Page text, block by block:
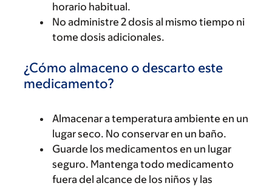
horario habitual.
No administre 2 dosis al mismo tiempo ni
tome dosis adicionales.
¿Cómo almaceno o descarto este
medicamento?
Almacenar a temperatura ambiente en un
lugar seco. No conservar en un baño.
Guarde los medicamentos en un lugar
seguro. Mantenga todo medicamento
fuera del alcance de los niños y las